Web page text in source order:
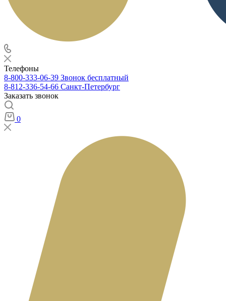
Телефоны
8-800-333-06-39 Звонок бесплатный
8-812-336-54-66 Санкт-Петербург
Заказать звонок
0